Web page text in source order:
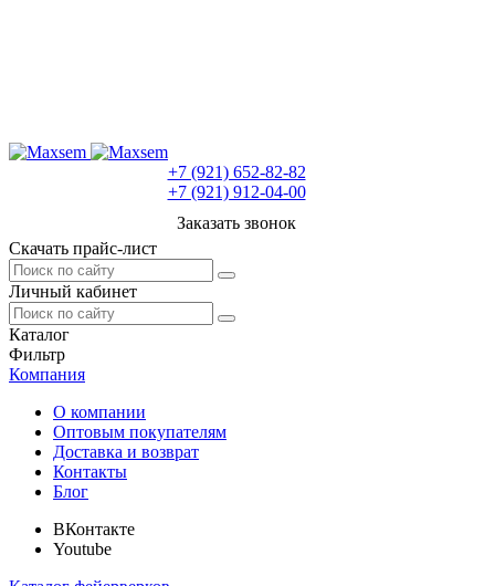
+7 (921) 652-82-82
+7 (921) 912-04-00
Заказать звонок
Скачать прайс-лист
Личный кабинет
Каталог
Фильтр
Компания
О компании
Оптовым покупателям
Доставка и возврат
Контакты
Блог
ВКонтакте
Youtube